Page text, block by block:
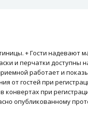
+ Гости надевают
и перчатки доступны
работает и
от гостей при
конвертах при
опубликованному